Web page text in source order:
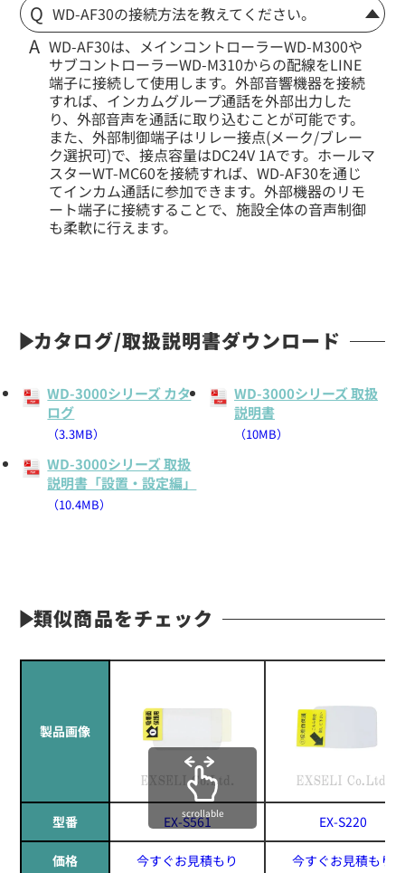
WD-AF30の接続方法を教えてください。
WD-AF30は、メインコントローラーWD-M300や
サブコントローラーWD-M310からの配線をLINE
端子に接続して使用します。外部音響機器を接続
すれば、インカムグループ通話を外部出力した
り、外部音声を通話に取り込むことが可能です。
また、外部制御端子はリレー接点(メーク/ブレー
ク選択可)で、接点容量はDC24V 1Aです。ホールマ
スターWT-MC60を接続すれば、WD-AF30を通じ
てインカム通話に参加できます。外部機器のリモ
ート端子に接続することで、施設全体の音声制御
も柔軟に行えます。
カタログ/取扱説明書ダウンロード
WD-3000シリーズ カタ
ログ
（3.3MB）
WD-3000シリーズ 取扱
説明書
（10MB）
WD-3000シリーズ 取扱
説明書「設置・設定編」
（10.4MB）
類似商品をチェック
製品画像
型番 EX-S561 EX-S220
価格 今すぐお見積もり 今すぐお見積もり
scrollable